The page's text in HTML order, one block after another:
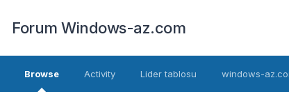
Forum Windows-az.com
Browse Activity Lider tablosu windows-